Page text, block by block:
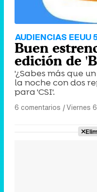
AUDIENCIAS EEUU
Buen
edición de
'¿Sabes más que
la noche con dos
para 'CSI'.
6 comentarios |Viernes